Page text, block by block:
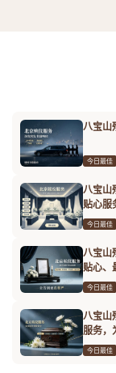
八宝山
今日最佳
八宝山
贴心服
今日最佳
八宝山
贴心、
今日最佳
八宝山
服务，
今日最佳